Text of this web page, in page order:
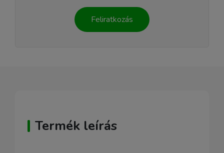
Feliratkozás
Termék leírás